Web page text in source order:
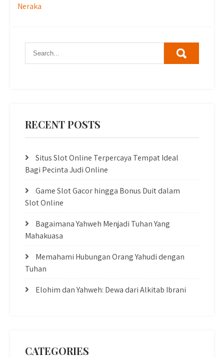
Neraka
RECENT POSTS
Situs Slot Online Terpercaya Tempat Ideal
Bagi Pecinta Judi Online
Game Slot Gacor hingga Bonus Duit dalam
Slot Online
Bagaimana Yahweh Menjadi Tuhan Yang
Mahakuasa
Memahami Hubungan Orang Yahudi dengan
Tuhan
Elohim dan Yahweh: Dewa dari Alkitab Ibrani
CATEGORIES